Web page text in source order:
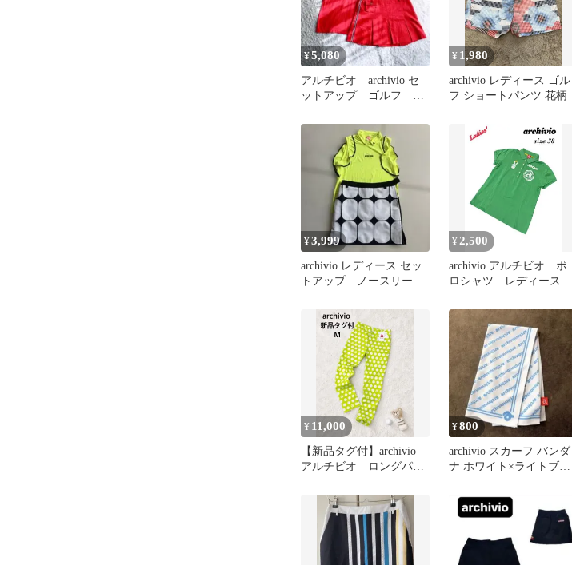
¥5,080
アルチビオ archivio セ
ットアップ ゴルフ ス
¥ 1,980
archivio レディース ゴル
フ ショートパンツ 花柄
¥3,999
archivio レディース セッ
トアップ ノースリー
¥2,500
archivio アルチビオ ポ
ロシャツ レディース38
¥ 11,000
【新品タグ付】archivio
アルチビオ ロングパン
¥800
archivio スカーフ バンダ
ナ ホワイト×ライトブル